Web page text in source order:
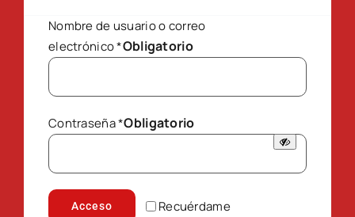
Nombre de usuario o correo
electrónico*Obligatorio
Contraseña*Obligatorio
Recuérdame
Acceso